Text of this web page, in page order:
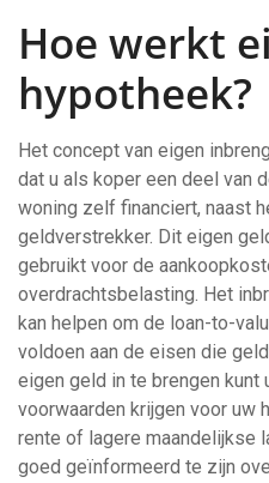
Hoe werkt
hypotheek?
Het concept van eigen
dat u als koper een deel van
woning zelf financiert, naast
geldverstrekker. Dit eigen
gebruikt voor de
overdrachtsbelasting. Het
kan helpen om de loan-to-
voldoen aan de eisen die
eigen geld in te brengen kunt
voorwaarden krijgen voor uw
rente of lagere maandelijkse
goed geïnformeerd te zijn